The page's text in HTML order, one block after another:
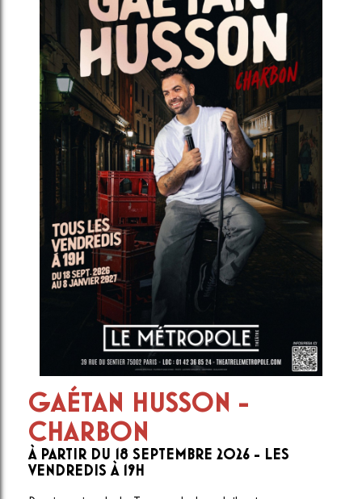
GAÉTAN HUSSON -
CHARBON
À PARTIR DU 18 SEPTEMBRE 2026 - LES
VENDREDIS À 19H